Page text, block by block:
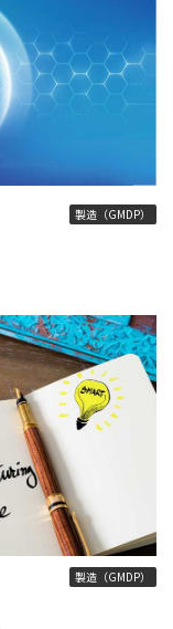
製造（GMDP）
製造（GMDP）